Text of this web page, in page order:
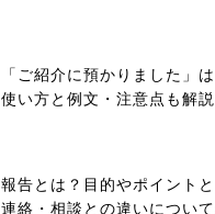
「ご紹介に預かりました」
使い方と例文・注意点も解説
報告とは？目的やポイント
連絡・相談との違いについ